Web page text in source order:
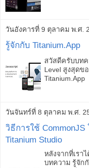
วันอังคารที่ 9 ตุลาคม พ.ศ.
รู้จักกับ Titanium.App
สวัสดีครับบทค
Level สูงสุดข
Titanium.App
วันจันทร์ที่ 8 ตุลาคม พ.ศ.
วิธีการใช้ CommonJS
Titanium Studio
หลังจากที่เรา
บทความ รู้จัก